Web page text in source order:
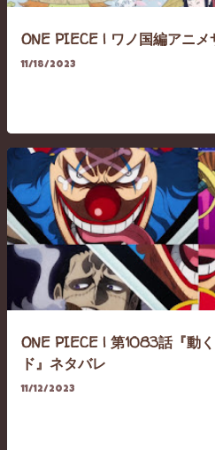
ONE PIECE | ワノ国編アニ
11/18/2023
ONE PIECE | 第1083話『動
ド』ネタバレ
11/12/2023